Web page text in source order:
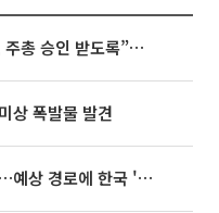
김정관 장관 “반도체 성과급, 주총 승인 받도록”…상법·자본시장법 개정 시사
상 폭발물 발견
태풍 '돌핀' 이어 '찬홈' 등장…예상 경로에 한국 '한숨'